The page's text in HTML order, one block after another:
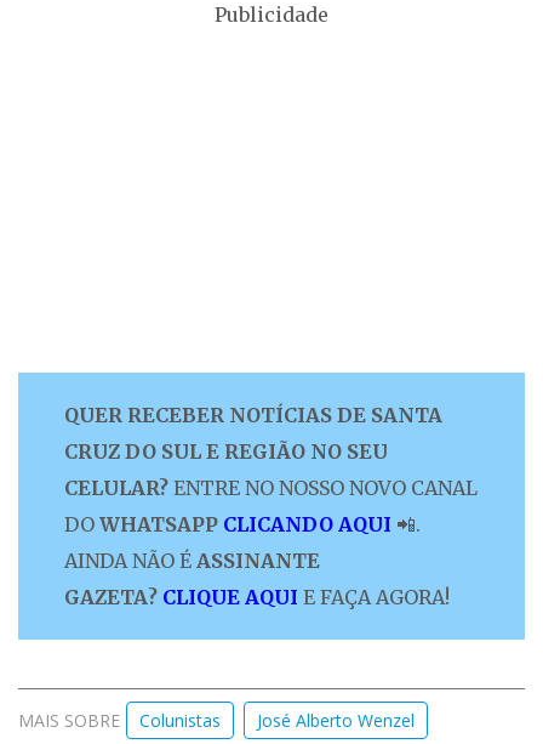
Publicidade
QUER RECEBER NOTÍCIAS DE SANTA
CRUZ DO SUL E REGIÃO NO SEU
CELULAR? ENTRE NO NOSSO NOVO CANAL
DO WHATSAPP CLICANDO AQUI 📲.
AINDA NÃO É ASSINANTE
GAZETA? CLIQUE AQUI E FAÇA AGORA!
MAIS SOBRE Colunistas José Alberto Wenzel